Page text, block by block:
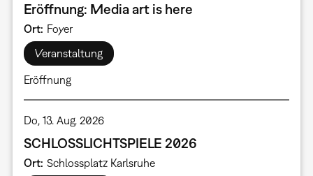
Eröffnung: Media art is here
Ort Foyer
Veranstaltung
Eröffnung
Do, 13. Aug. 2026
SCHLOSSLICHTSPIELE 2026
Ort Schlossplatz Karlsruhe